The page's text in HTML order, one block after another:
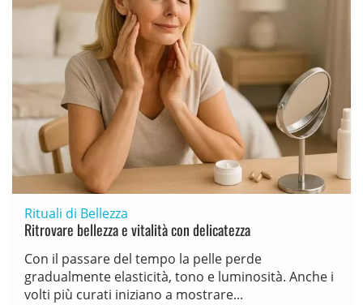
Rituali di Bellezza
Ritrovare bellezza e vitalità con delicatezza
Con il passare del tempo la pelle perde
gradualmente elasticità, tono e luminosità. Anche i
volti più curati iniziano a mostrare...